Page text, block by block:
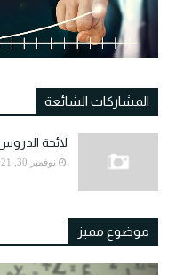
المشاركات الشائعة
لائحة
نوفمبر 30, 2021
موضوع مميز